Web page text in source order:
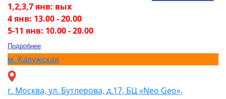
1,2,3,7 янв: вых
4 янв: 13.00 - 20.00
5-11 янв: 10.00 - 20.00
Подробнее
м. Калужская
г. Москва, ул. Бутлерова, д.17, БЦ «Neo Geo»,